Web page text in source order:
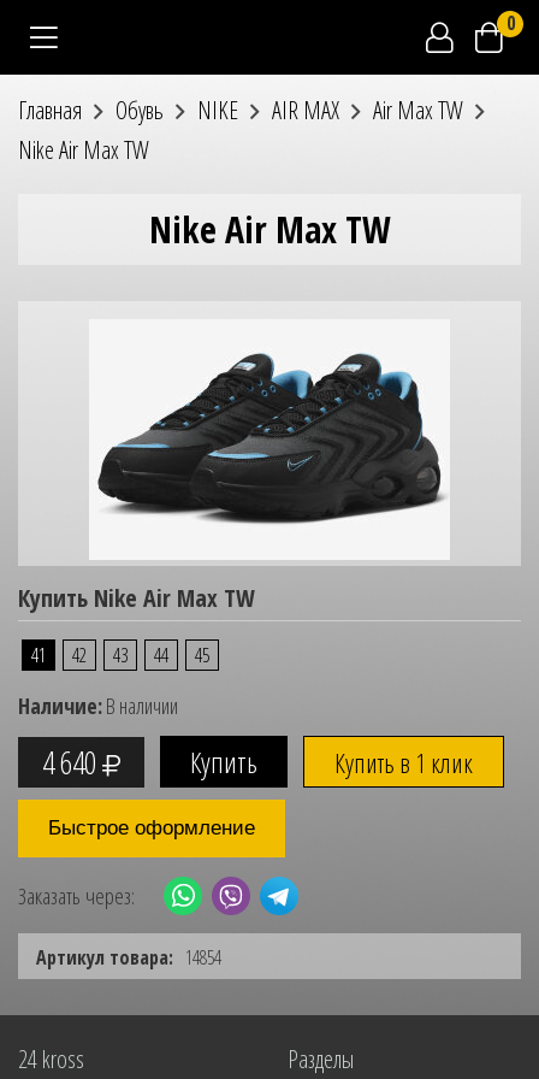
0
Главная Обувь NIKE AIR MAX
Air Max TW
Nike Air Max TW
Nike Air Max TW
Купить Nike Air Max TW
41 42 43 44 45
Наличие:В наличии
4 640 Купить в 1 клик
Быстрое оформление
Заказать через:
Артикул товара: 14854
24 kross Разделы